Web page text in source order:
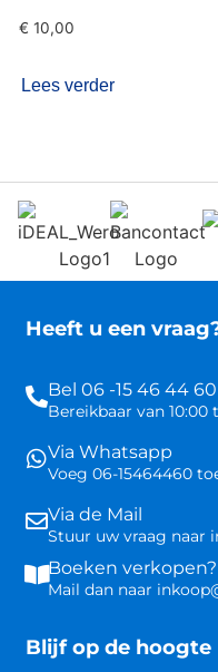
€ 10,00
Lees verder
Heeft u een
Bel 06 -15 46 44 60
Bereikbaar van 10:00
Via Whatsapp
Voeg 06-15464460
Via de Mail
Stuur uw vraag naar
Boeken verkopen?
Mail dan naar
Blijf op de hoogte